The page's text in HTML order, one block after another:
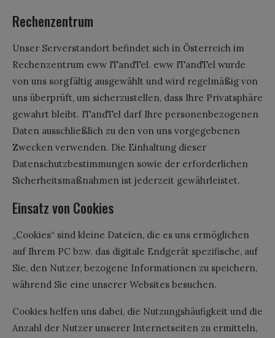
Rechenzentrum
Unser Serverstandort befindet sich in Österreich im
Rechenzentrum eww ITandTel. eww ITandTel wurde
von uns sorgfältig ausgewählt und wird regelmäßig von
uns überprüft, um sicherzustellen, dass Ihre Privatsphäre
gewahrt bleibt. ITandTel darf Ihre personenbezogenen
Daten ausschließlich zu den von uns vorgegebenen
Zwecken verwenden. Die Einhaltung dieser
Datenschutzbestimmungen sowie der erforderlichen
Sicherheitsmaßnahmen ist jederzeit gewährleistet.
Einsatz von Cookies
„Cookies“ sind kleine Dateien, die es uns ermöglichen
auf Ihrem PC bzw. das digitale Endgerät spezifische, auf
Sie, den Nutzer, bezogene Informationen zu speichern,
während Sie eine unserer Websites besuchen.
Cookies helfen uns dabei, die Nutzungshäufigkeit und die
Anzahl der Nutzer unserer Internetseiten zu ermitteln,